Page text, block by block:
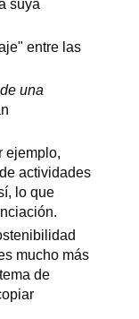
suya
entre las
una
ejemplo,
actividades
lo que
mucho más
de